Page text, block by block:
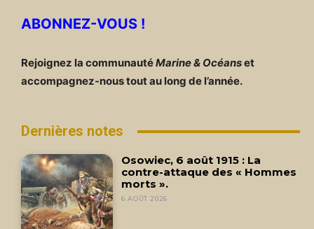
ABONNEZ-VOUS !
Rejoignez la communautéMarine & Océanset
accompagnez-nous tout au long de l’année.
Dernières notes
Osowiec, 6 août 1915 : La
contre-attaque des « Hommes
morts ».
6 AOÛT 2026